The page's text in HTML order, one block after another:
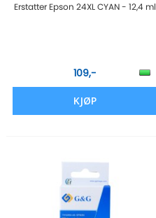
Erstatter Epson 24XL CYAN - 12,4 ml
109,-
KJØP